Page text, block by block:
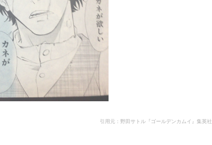
引用元：野田サトル『ゴールデンカムイ』集英社